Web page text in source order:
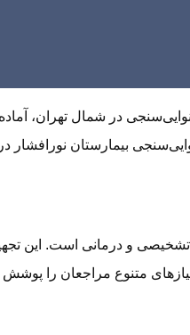
در شمال تهران،
بیمارستان نورافشار در
و درمانی است. این
متنوع مراجعان را